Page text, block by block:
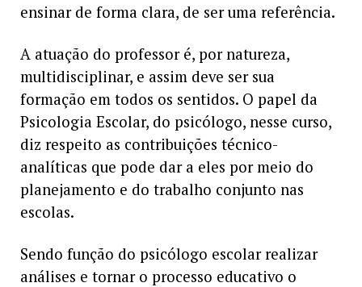
ensinar de forma clara, de ser uma referência.
A atuação do professor é, por natureza,
multidisciplinar, e assim deve ser sua
formação em todos os sentidos. O papel da
Psicologia Escolar, do psicólogo, nesse curso,
diz respeito as contribuições técnico-
analíticas que pode dar a eles por meio do
planejamento e do trabalho conjunto nas
escolas.
Sendo função do psicólogo escolar realizar
análises e tornar o processo educativo o